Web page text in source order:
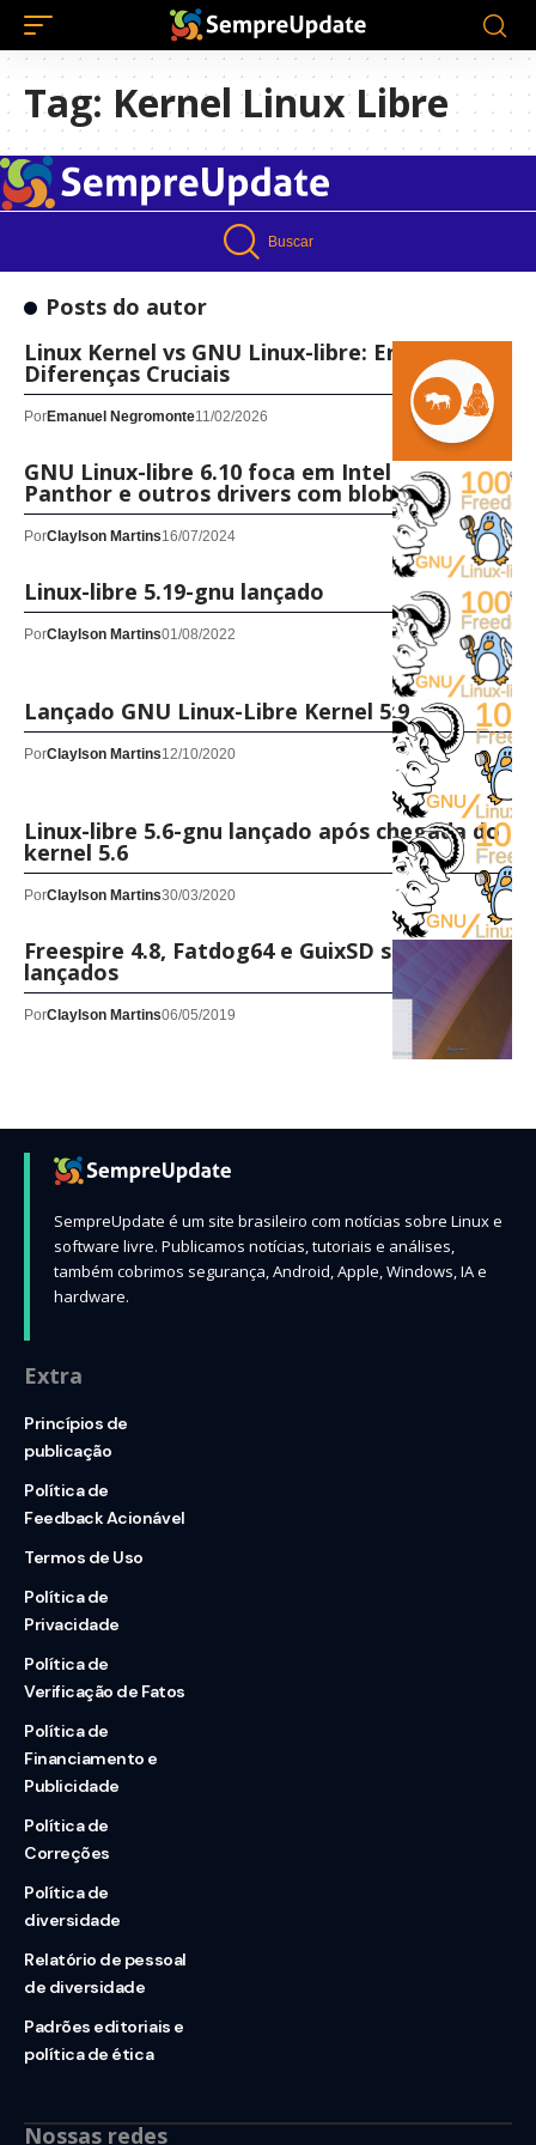
Tag: Kernel Linux Libre
Buscar
Posts do autor
Linux Kernel vs GNU Linux-libre: Entenda as
Diferenças Cruciais
PorEmanuel Negromonte11/02/2026
GNU Linux-libre 6.10 foca em Intel IPU6,
Panthor e outros drivers com blobs
PorClaylson Martins16/07/2024
Linux-libre 5.19-gnu lançado
PorClaylson Martins01/08/2022
Lançado GNU Linux-Libre Kernel 5.9
PorClaylson Martins12/10/2020
Linux-libre 5.6-gnu lançado após chegada do
kernel 5.6
PorClaylson Martins30/03/2020
Freespire 4.8, Fatdog64 e GuixSD são
lançados
PorClaylson Martins06/05/2019
SempreUpdate é um site brasileiro com notícias sobre Linux e
software livre. Publicamos notícias, tutoriais e análises,
também cobrimos segurança, Android, Apple, Windows, IA e
hardware.
Extra
Princípios de
publicação
Política de
Feedback Acionável
Termos de Uso
Política de
Privacidade
Política de
Verificação de Fatos
Política de
Financiamento e
Publicidade
Política de
Correções
Política de
diversidade
Relatório de pessoal
de diversidade
Padrões editoriais e
política de ética
Nossas redes